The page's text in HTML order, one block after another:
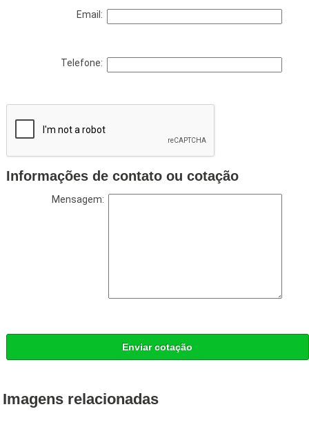
Email:
Telefone:
Informações de contato ou cotação
Mensagem:
Enviar cotação
Imagens relacionadas